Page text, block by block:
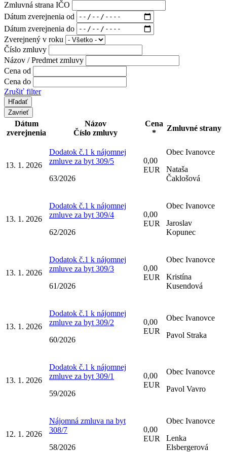
Zmluvná strana IČO
Dátum zverejnenia od
Dátum zverejnenia do
Zverejnený v roku
Číslo zmluvy
Názov / Predmet zmluvy
Cena od
Cena do
Zrušiť filter
Zavrieť
Dátum
zverejnenia
Názov
Číslo zmluvy
Cena
*
Zmluvné strany
13. 1. 2026
Dodatok č.1 k nájomnej
zmluve za byt 309/5
63/2026
0,00
EUR
Obec Ivanovce
Nataša
Čaklošová
13. 1. 2026
Dodatok č.1 k nájomnej
zmluve za byt 309/4
62/2026
0,00
EUR
Obec Ivanovce
Jaroslav
Kopunec
13. 1. 2026
Dodatok č.1 k nájomnej
zmluve za byt 309/3
61/2026
0,00
EUR
Obec Ivanovce
Kristína
Kusendová
13. 1. 2026
Dodatok č.1 k nájomnej
zmluve za byt 309/2
60/2026
0,00
EUR
Obec Ivanovce
Pavol Straka
13. 1. 2026
Dodatok č.1 k nájomnej
zmluve za byt 309/1
59/2026
0,00
EUR
Obec Ivanovce
Pavol Vavro
12. 1. 2026
Nájomná zmluva na byt
308/7
58/2026
0,00
EUR
Obec Ivanovce
Lenka
Elsbergerová